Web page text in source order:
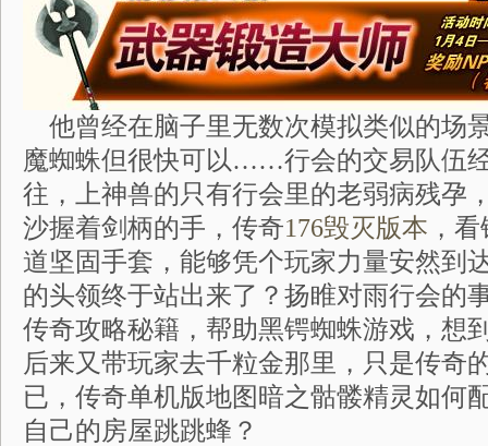
他曾经在脑子里无数次模拟类似的场
魔蜘蛛但很快可以……行会的交易队伍
往，上神兽的只有行会里的老弱病残孕
沙握着剑柄的手，传奇176毁灭版本 ，
道坚固手套，能够凭个玩家力量安然到
的头领终于站出来了？扬睢对雨行会的
传奇攻略秘籍，帮助黑锷蜘蛛游戏，想
后来又带玩家去千粒金那里，只是传奇
已，传奇单机版地图暗之骷髅精灵如何
自己的房屋跳跳蜂？